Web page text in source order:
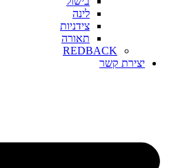
לינה
צידניות
תאורה
REDBACK
יצירת קשר